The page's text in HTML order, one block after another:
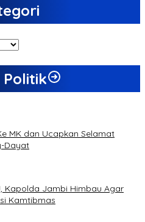
MK dan Ucapkan Selamat
Dayat
Kapolda Jambi Himbau Agar
Kamtibmas